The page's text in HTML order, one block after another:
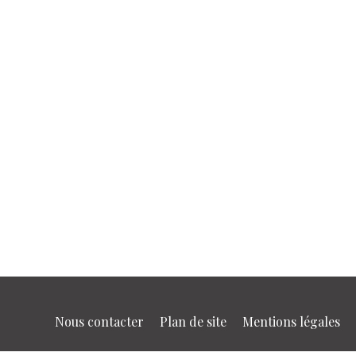
Nous contacter Plan de site Mentions légales